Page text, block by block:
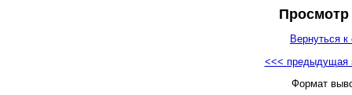
Просмотр
Вернуться к
<<< предыдущая
Формат